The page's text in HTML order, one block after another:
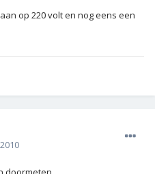
op 220 volt en nog eens een